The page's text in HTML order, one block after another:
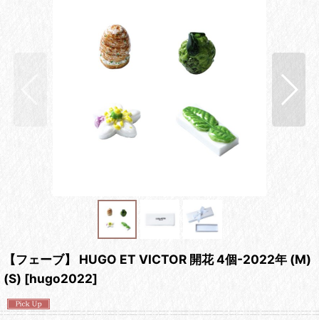
【フェーブ】 HUGO ET VICTOR 開花 4個-2022年 (M)
(S) [hugo2022]